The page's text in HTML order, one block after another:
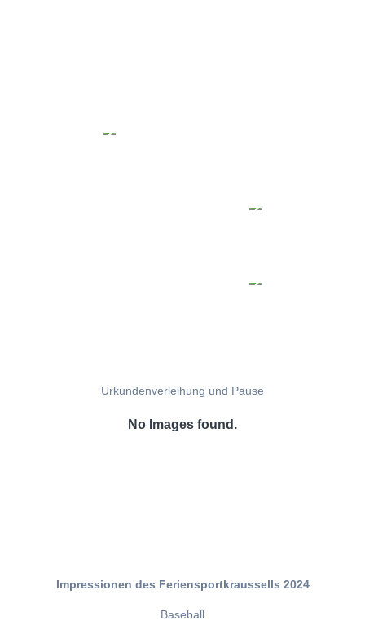
Urkundenverleihung und Pause
No Images found.
Impressionen des Feriensportkraussells 2024
Baseball